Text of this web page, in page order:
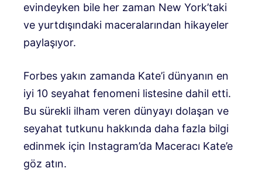
evindeyken bile her zaman New York’taki
ve yurtdışındaki maceralarından hikayeler
paylaşıyor.
Forbes yakın zamanda Kate’i dünyanın en
iyi 10 seyahat fenomeni listesine dahil etti.
Bu sürekli ilham veren dünyayı dolaşan ve
seyahat tutkunu hakkında daha fazla bilgi
edinmek için Instagram’da Maceracı Kate’e
göz atın.